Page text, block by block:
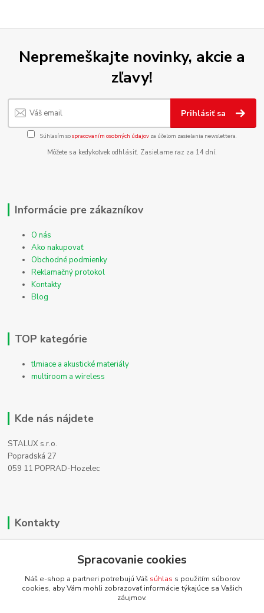
Nepremeškajte novinky, akcie a
zľavy!
Prihlásiť sa
Súhlasím sospracovaním osobných údajov za účelom zasielania newslettera.
Môžete sa kedykoľvek odhlásiť. Zasielame raz za 14 dní.
Informácie pre zákazníkov
O nás
Ako nakupovať
Obchodné podmienky
Reklamačný protokol
Kontakty
Blog
TOP kategórie
tlmiace a akustické materiály
multiroom a wireless
Kde nás nájdete
STALUX s.r.o.
Popradská 27
059 11 POPRAD-Hozelec
Kontakty
+421 911 990 200
info@homehifi.sk
Spracovanie cookies
Náš e-shop a partneri potrebujú Váš súhlas s použitím súborov
cookies, aby Vám mohli zobrazovať informácie týkajúce sa Vašich
záujmov.